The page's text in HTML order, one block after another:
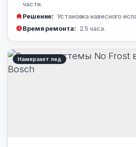
части.
Решение: Установка навесного
Время ремонта: 2.5 часа.
Намерзает лед